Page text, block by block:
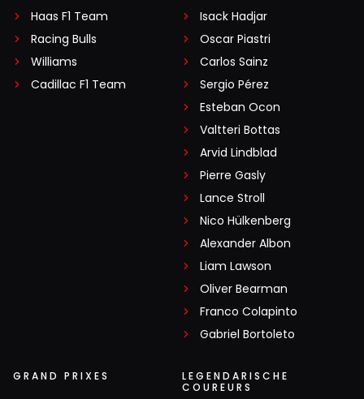
Haas F1 Team
Racing Bulls
Williams
Cadillac F1 Team
Isack Hadjar
Oscar Piastri
Carlos Sainz
Sergio Pérez
Esteban Ocon
Valtteri Bottas
Arvid Lindblad
Pierre Gasly
Lance Stroll
Nico Hülkenberg
Alexander Albon
Liam Lawson
Oliver Bearman
Franco Colapinto
Gabriel Bortoleto
GRAND PRIXES
LEGENDARISCHE
COUREURS